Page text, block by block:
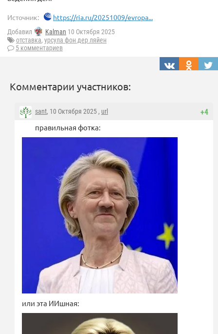
Источник: https://ria.ru/20251009/evropa...
Добавил Kalman 10 Октября 2025
отставка, урсула фон дер ляйен
5 комментариев
Комментарии участников:
+4
sant, 10 Октября 2025 , url
правильная фотка:
или эта ИИшная: